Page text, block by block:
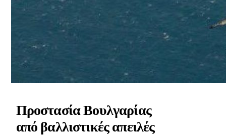
Προστασία Βουλγαρίας
από βαλλιστικές απειλές